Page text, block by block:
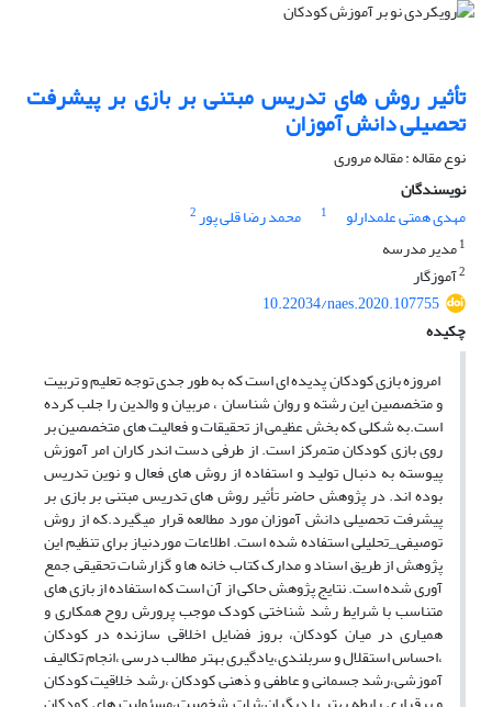
تأثیر روش های تدریس مبتنی بر بازی بر پیشرفت
تحصیلی دانش آموزان
نوع مقاله : مقاله مروری
نویسندگان
مهدی همتی علمدارلو
1 محمد رضا قلی پور2
1مدیر مدرسه
2آموزگار
10.22034/naes.2020.107755
چکیده
امروزه بازی کودکان پدیده ای است که به طور جدی توجه تعلیم و تربیت
و متخصصین این رشته و روان شناسان ، مربیان و والدین را جلب کرده
است.به شکلی که بخش عظیمی از تحقیقات و فعالیت های متخصصین بر
روی بازی کودکان متمرکز است. از طرفی دست اندر کاران امر آموزش
پیوسته به دنبال تولید و استفاده از روش های فعال و نوین تدریس
بوده اند. در پژوهش حاضر تأثیر روش های تدریس مبتنی بر بازی بر
پیشرفت تحصیلی دانش آموزان مورد مطالعه قرار میگیرد.که از روش
توصیفی_تحلیلی استفاده شده است. اطلاعات موردنیاز برای تنظیم این
پژوهش از طریق اسناد و مدارک کتاب خانه ها و گزارشات تحقیقی جمع
آوری شده است. نتایج پژوهش حاکی از آن است که استفاده از بازی های
متناسب با شرایط رشد شناختی کودک موجب پرورش روح همکاری و
همیاری در میان کودکان، بروز فضایل اخلاقی سازنده در کودکان
،احساس استقلال و سربلندی،یادگیری بهتر مطالب درسی ،انجام تکالیف
آموزشی،رشد جسمانی و عاطفی و ذهنی کودکان ،رشد خلاقیت کودکان